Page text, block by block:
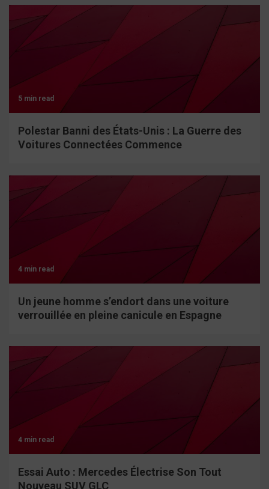
5 min read
Polestar Banni des États-Unis : La Guerre des
Voitures Connectées Commence
4 min read
Un jeune homme s’endort dans une voiture
verrouillée en pleine canicule en Espagne
4 min read
Essai Auto : Mercedes Électrise Son Tout
Nouveau SUV GLC